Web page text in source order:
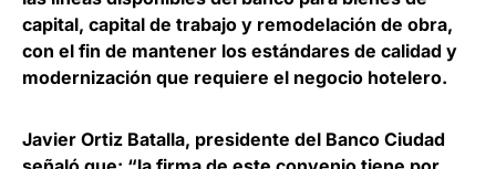
capital, capital de trabajo y remodelación de obra,
con el fin de mantener los estándares de calidad y
modernización que requiere el negocio hotelero.
Javier Ortiz Batalla, presidente del Banco Ciudad